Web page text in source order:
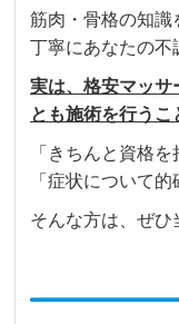
筋肉・骨格の知識
丁寧にあなたの不
実は、格安マッサ
とも施術を行うこ
「きちんと資格を
「症状について
そんな方は、ぜひ